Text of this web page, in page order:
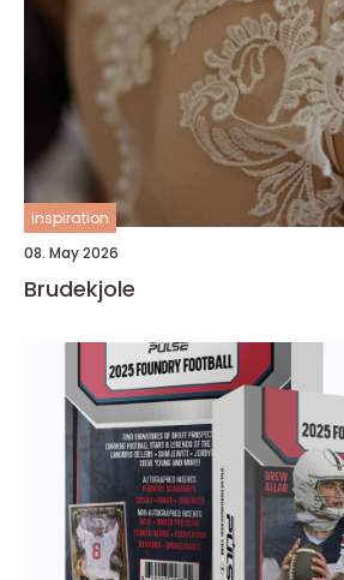
inspiration
08. May 2026
Brudekjole